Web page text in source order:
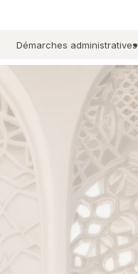
Démarches administratives